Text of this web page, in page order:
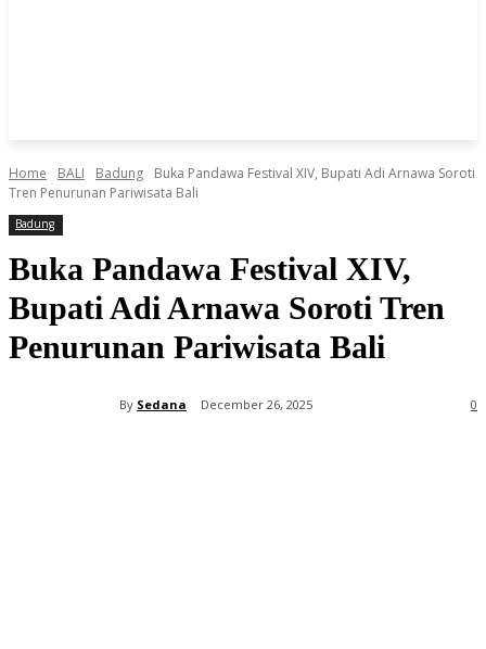
Home BALI Badung
Buka Pandawa Festival XIV, Bupati Adi Arnawa Soroti
Tren Penurunan Pariwisata Bali
Badung
Buka Pandawa Festival XIV,
Bupati Adi Arnawa Soroti Tren
Penurunan Pariwisata Bali
By Sedana December 26, 2025 0